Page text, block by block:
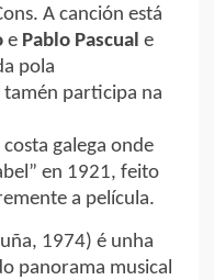
A canción está
e Pablo Pascual e
pola
tamén participa na
galega onde
en 1921, feito
a película.
1974) é unha
panorama musical